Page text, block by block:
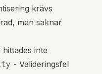
krävs
men saknar
inte
- Valideringsfel